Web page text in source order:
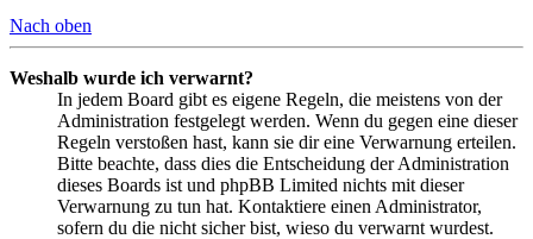
Nach oben
Weshalb wurde ich verwarnt?
In jedem Board gibt es eigene Regeln, die meistens von der
Administration festgelegt werden. Wenn du gegen eine dieser
Regeln verstoßen hast, kann sie dir eine Verwarnung erteilen.
Bitte beachte, dass dies die Entscheidung der Administration
dieses Boards ist und phpBB Limited nichts mit dieser
Verwarnung zu tun hat. Kontaktiere einen Administrator,
sofern du die nicht sicher bist, wieso du verwarnt wurdest.